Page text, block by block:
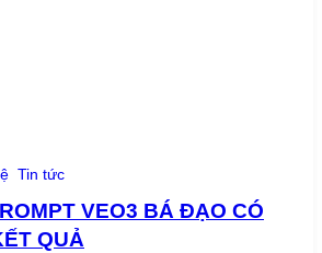
Tin tức
VEO3 BÁ ĐẠO CÓ
QUẢ